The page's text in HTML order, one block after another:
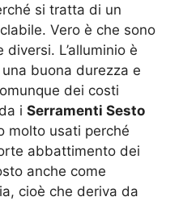
si tratta di un
Vero è che sono
L’alluminio è
buona durezza e
dei costi
i Serramenti Sesto
molto usati perché
abbattimento dei
anche come
cioè che deriva da